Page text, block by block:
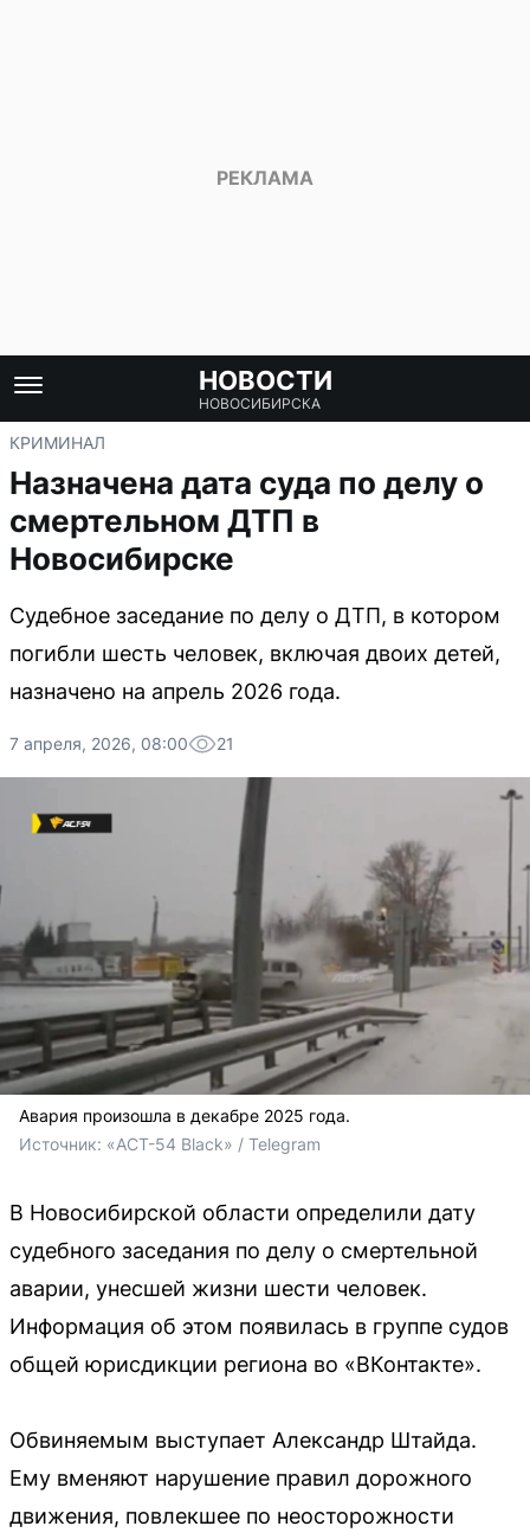
НОВОСТИ
НОВОСИБИРСКА
КРИМИНАЛ
Назначена дата суда по делу о
смертельном ДТП в
Новосибирске
Судебное заседание по делу о ДТП, в котором
погибли шесть человек, включая двоих детей,
назначено на апрель 2026 года.
7 апреля, 2026, 08:00 21
Авария произошла в декабре 2025 года.
Источник: «АСТ-54 Black» / Telegram
В Новосибирской области определили дату
судебного заседания по делу о смертельной
аварии, унесшей жизни шести человек.
Информация об этом появилась в группе судов
общей юрисдикции региона во «ВКонтакте».
Обвиняемым выступает Александр Штайда.
Ему вменяют нарушение правил дорожного
движения, повлекшее по неосторожности